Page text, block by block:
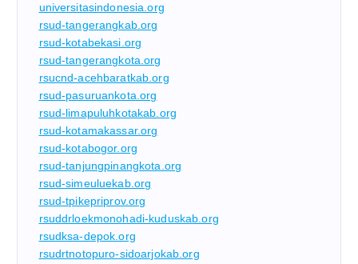
universitasindonesia.org
rsud-tangerangkab.org
rsud-kotabekasi.org
rsud-tangerangkota.org
rsucnd-acehbaratkab.org
rsud-pasuruankota.org
rsud-limapuluhkotakab.org
rsud-kotamakassar.org
rsud-kotabogor.org
rsud-tanjungpinangkota.org
rsud-simeuluekab.org
rsud-tpikepriprov.org
rsuddrloekmonohadi-kuduskab.org
rsudksa-depok.org
rsudrtnotopuro-sidoarjokab.org